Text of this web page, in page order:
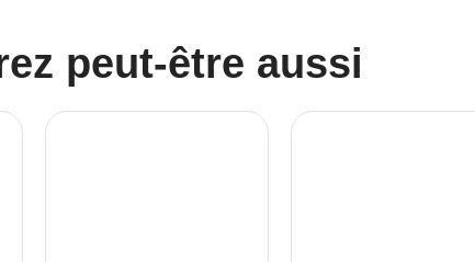
peut-être aussi